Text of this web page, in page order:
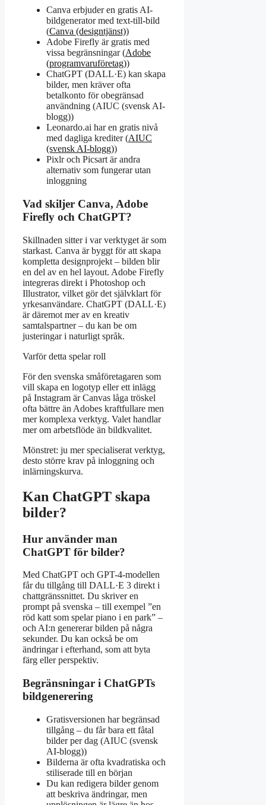
Canva erbjuder en gratis AI-
bildgenerator med text-till-bild
(Canva (designtjänst))
Adobe Firefly är gratis med
vissa begränsningar (Adobe
(programvaruföretag))
ChatGPT (DALL·E) kan skapa
bilder, men kräver ofta
betalkonto för obegränsad
användning (AIUC (svensk AI-
blogg))
Leonardo.ai har en gratis nivå
med dagliga krediter (AIUC
(svensk AI-blogg))
Pixlr och Picsart är andra
alternativ som fungerar utan
inloggning
Vad skiljer Canva, Adobe
Firefly och ChatGPT?
Skillnaden sitter i var verktyget är som
starkast. Canva är byggt för att skapa
kompletta designprojekt – bilden blir
en del av en hel layout. Adobe Firefly
integreras direkt i Photoshop och
Illustrator, vilket gör det självklart för
yrkesanvändare. ChatGPT (DALL·E)
är däremot mer av en kreativ
samtalspartner – du kan be om
justeringar i naturligt språk.
Varför detta spelar roll
För den svenska småföretagaren som
vill skapa en logotyp eller ett inlägg
på Instagram är Canvas låga tröskel
ofta bättre än Adobes kraftfullare men
mer komplexa verktyg. Valet handlar
mer om arbetsflöde än bildkvalitet.
Mönstret: ju mer specialiserat verktyg,
desto större krav på inloggning och
inlärningskurva.
Kan ChatGPT skapa
bilder?
Hur använder man
ChatGPT för bilder?
Med ChatGPT och GPT-4-modellen
får du tillgång till DALL·E 3 direkt i
chattgränssnittet. Du skriver en
prompt på svenska – till exempel ”en
röd katt som spelar piano i en park” –
och AI:n genererar bilden på några
sekunder. Du kan också be om
ändringar i efterhand, som att byta
färg eller perspektiv.
Begränsningar i ChatGPTs
bildgenerering
Gratisversionen har begränsad
tillgång – du får bara ett fåtal
bilder per dag (AIUC (svensk
AI-blogg))
Bilderna är ofta kvadratiska och
stiliserade till en början
Du kan redigera bilder genom
att beskriva ändringar, men